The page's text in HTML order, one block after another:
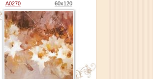
A0270 60x120